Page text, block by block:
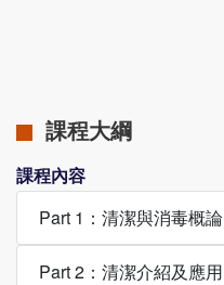
課程大綱
課程內容
Part 1：清潔與消毒概論
Part 2：清潔介紹及應用